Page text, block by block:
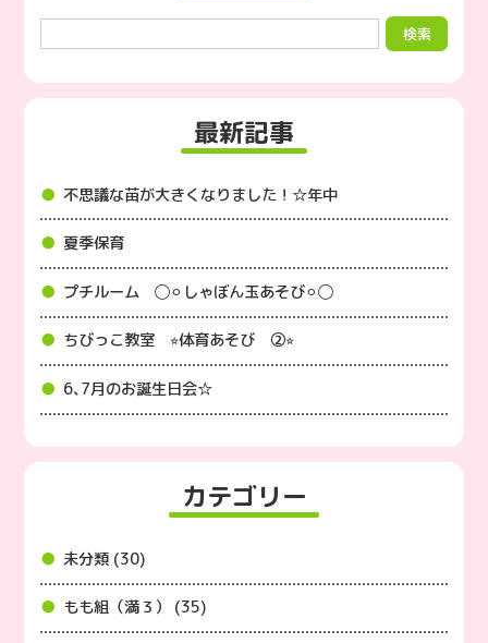
最新記事
不思議な苗が大きくなりました！☆年中
夏季保育
プチルーム ◯⚪︎しゃぼん玉あそび⚪︎◯
ちびっこ教室 ⭐︎体育あそび ②⭐︎
6､7月のお誕生日会☆
カテゴリー
未分類 (30)
もも組（満３） (35)